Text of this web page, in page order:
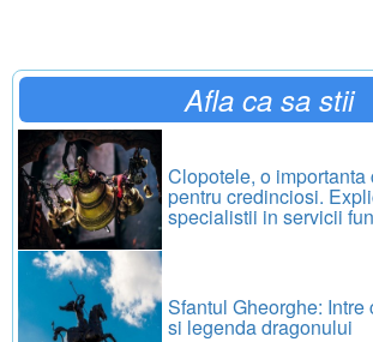
Afla ca sa stii
Clopotele, o importanta
pentru credinciosi.
specialistii in servicii
Sfantul Gheorghe:
si legenda dragonului